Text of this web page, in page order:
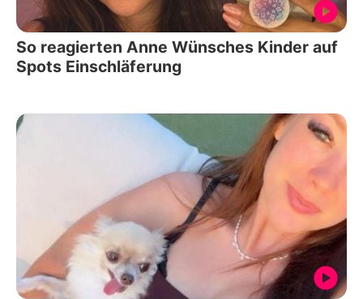
So reagierten Anne Wünsches Kinder auf
Spots Einschläferung